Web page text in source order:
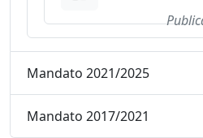
Mandato 2021/2025
Mandato 2017/2021